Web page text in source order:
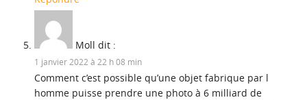
Moll dit :
1 janvier 2022 à 22 h 08 min
Comment c’est possible qu’une objet fabrique par l
homme puisse prendre une photo à 6 milliard de